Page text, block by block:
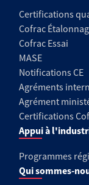
Certifications
Cofrac
Cofrac Essai
MASE
Notifications CE
Agréments
Agrément
Certifications
Appui à
Programmes
Qui sommes-